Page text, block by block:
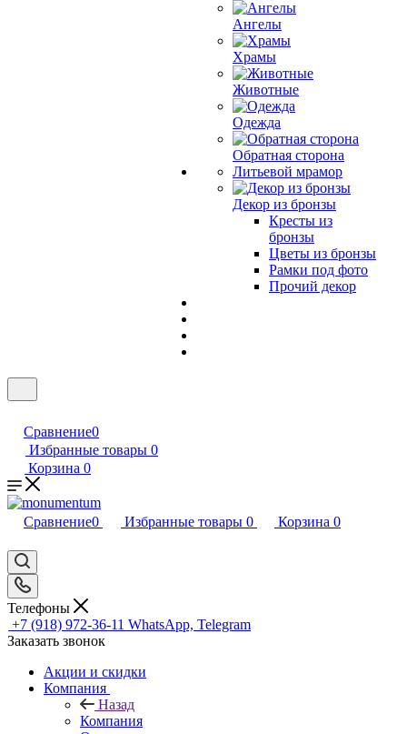
Ангелы
Храмы
Животные
Одежда
Обратная сторона
Литьевой мрамор
Декор из бронзы
Кресты из
бронзы
Цветы из бронзы
Рамки под фото
Прочий декор
Сравнение0
Избранные товары 0
Корзина 0
Сравнение0 Избранные товары 0 Корзина 0
Телефоны
+7 (918) 972-36-11 WhatsApp, Telegram
Заказать звонок
Акции и скидки
Компания
Назад
Компания